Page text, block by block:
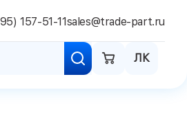
ЛК
157-51-11sales@trade-part.ru